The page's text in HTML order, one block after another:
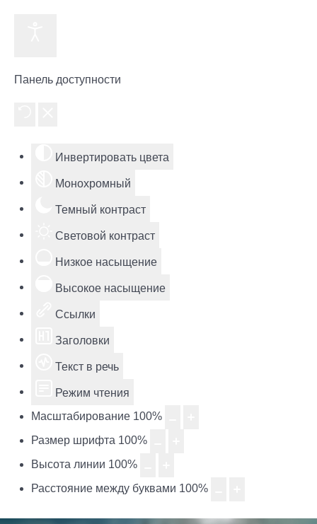
Панель доступности
Инвертировать цвета
Монохромный
Темный контраст
Световой контраст
Низкое насыщение
Высокое насыщение
Ссылки
Заголовки
Текст в речь
Режим чтения
Масштабирование 100%
Размер шрифта 100%
Высота линии 100%
Расстояние между буквами 100%